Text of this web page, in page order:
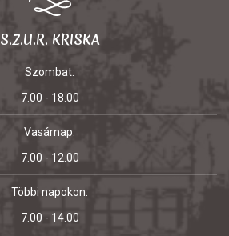
S.Z.U.R. KRISKA
Szombat:
7.00 - 18.00
Vasárnap:
7.00 - 12.00
Többi napokon:
7.00 - 14.00